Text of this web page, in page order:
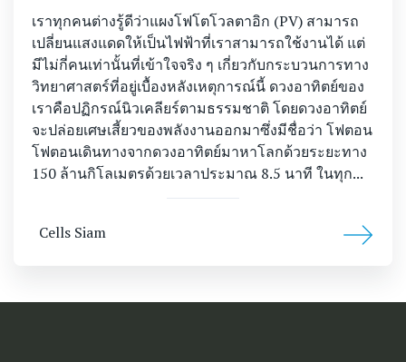
เราทุกคนต่างรู้ดีว่าแผงโฟโตโวลตาอิก (PV) สามารถ
เปลี่ยนแสงแดดให้เป็นไฟฟ้าที่เราสามารถใช้งานได้ แต่
มีไม่กี่คนเท่านั้นที่เข้าใจจริง ๆ เกี่ยวกับกระบวนการทาง
วิทยาศาสตร์ที่อยู่เบื้องหลังเหตุการณ์นี้ ดวงอาทิตย์ของ
เราคือปฏิกรณ์นิวเคลียร์ตามธรรมชาติ โดยดวงอาทิตย์
จะปล่อยเศษเสี้ยวของพลังงานออกมาซึ่งมีชื่อว่า โฟตอน
โฟตอนเดินทางจากดวงอาทิตย์มาหาโลกด้วยระยะทาง
150 ล้านกิโลเมตรด้วยเวลาประมาณ 8.5 นาที ในทุก...
Cells Siam